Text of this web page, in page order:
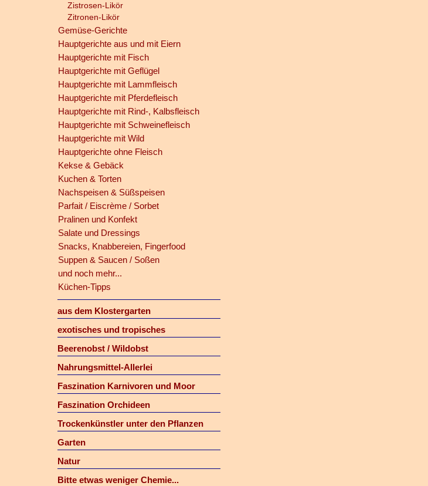
Zistrosen-Likör
Zitronen-Likör
Gemüse-Gerichte
Hauptgerichte aus und mit Eiern
Hauptgerichte mit Fisch
Hauptgerichte mit Geflügel
Hauptgerichte mit Lammfleisch
Hauptgerichte mit Pferdefleisch
Hauptgerichte mit Rind-, Kalbsfleisch
Hauptgerichte mit Schweinefleisch
Hauptgerichte mit Wild
Hauptgerichte ohne Fleisch
Kekse & Gebäck
Kuchen & Torten
Nachspeisen & Süßspeisen
Parfait / Eiscrème / Sorbet
Pralinen und Konfekt
Salate und Dressings
Snacks, Knabbereien, Fingerfood
Suppen & Saucen / Soßen
und noch mehr...
Küchen-Tipps
aus dem Klostergarten
exotisches und tropisches
Beerenobst / Wildobst
Nahrungsmittel-Allerlei
Faszination Karnivoren und Moor
Faszination Orchideen
Trockenkünstler unter den Pflanzen
Garten
Natur
Bitte etwas weniger Chemie...